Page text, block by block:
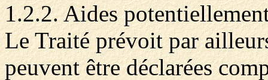
1.2.2. Aides
Le Traité prévoit par
peuvent être déclarées